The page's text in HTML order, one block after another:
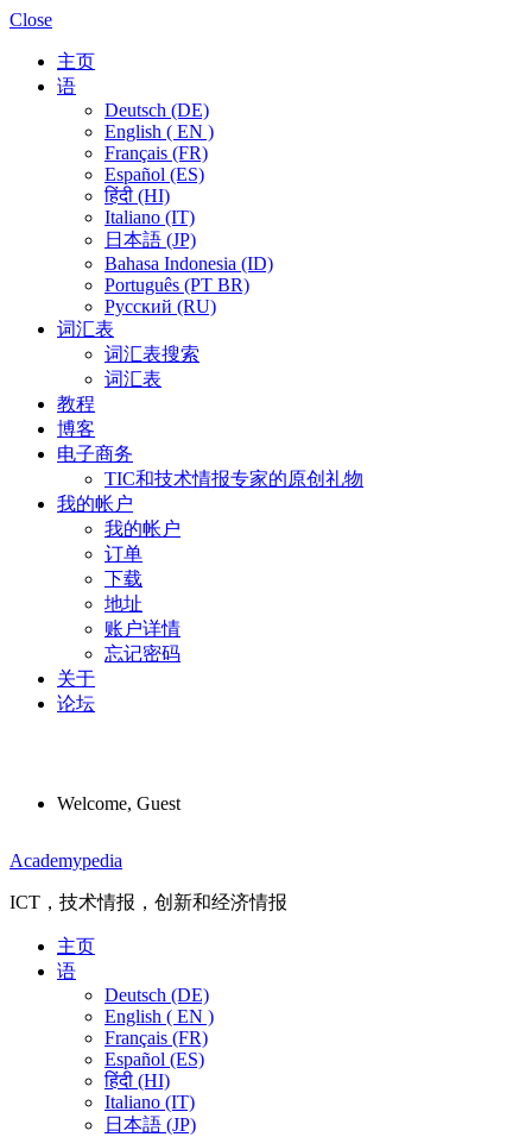
Close
主页
语
Deutsch (DE)
English ( EN )
Français (FR)
Español (ES)
हिंदी (HI)
Italiano (IT)
日本語 (JP)
Bahasa Indonesia (ID)
Português (PT BR)
Pусский (RU)
词汇表
词汇表搜索
词汇表
教程
博客
电子商务
TIC和技术情报专家的原创礼物
我的帐户
我的帐户
订单
下载
地址
账户详情
忘记密码
关于
论坛
Welcome, Guest
Menu
Academypedia
ICT，技术情报，创新和经济情报
主页
语
Deutsch (DE)
English ( EN )
Français (FR)
Español (ES)
हिंदी (HI)
Italiano (IT)
日本語 (JP)